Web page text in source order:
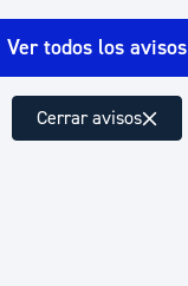
Ver todos los avisos
Cerrar avisos